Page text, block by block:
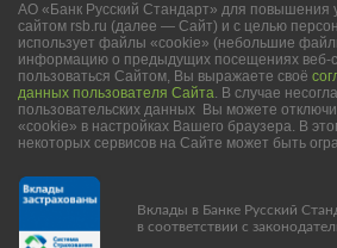
АО «Банк Русский Стандарт» для повышения
сайтом rsb.ru (далее — Сайт) и с целью
использует файлы «cookie» (небольшие
информацию о предыдущих посещениях веб-
пользоваться Сайтом, Вы выражаете своё
данных пользователя Сайта. В случае
пользовательских данных Вы можете
«cookie» в настройках Вашего браузера. В
некоторых сервисов на Сайте может быть
Вклады в Банке Русский
в соответствии с